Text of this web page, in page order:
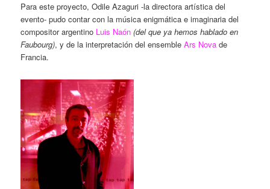
Para este proyecto, Odile Azaguri -la directora artística del
evento- pudo contar con la música enigmática e imaginaria del
compositor argentino Luis Naón(del que ya hemos hablado en
Faubourg), y de la interpretación del ensembleArs Nova de
Francia.